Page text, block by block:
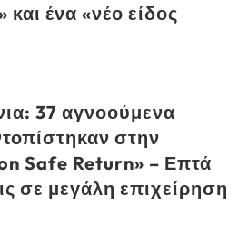
και ένα «νέο είδος
37 αγνοούμενα
στην
Safe Return» – Επτά
σε μεγάλη επιχείρηση